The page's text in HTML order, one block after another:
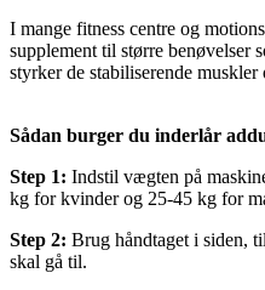
I mange fitness centre og
supplement til større benøvelser
styrker de stabiliserende
Sådan burger du inderlår
Step 1: Indstil vægten på
kg for kvinder og 25-45 kg for
Step 2: Brug håndtaget i siden,
skal gå til.